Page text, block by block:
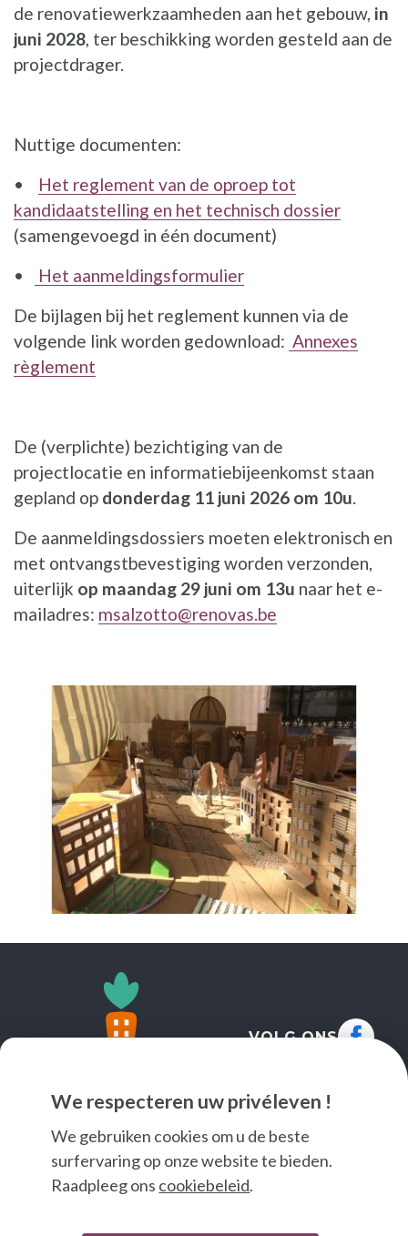
We respecteren uw privéleven !
We gebruiken cookies om u de beste
surfervaring op onze website te bieden.
Raadpleeg ons cookiebeleid.
de renovatiewerkzaamheden aan het gebouw, in
juni 2028, ter beschikking worden gesteld aan de
projectdrager.
Nuttige documenten:
• Het reglement van de oproep tot
kandidaatstelling en het technisch dossier
(samengevoegd in één document)
•
Het aanmeldingsformulier
De bijlagen bij het reglement kunnen via de
volgende link worden gedownload: Annexes
règlement
De (verplichte) bezichtiging van de
projectlocatie en informatiebijeenkomst staan
gepland op donderdag 11 juni 2026 om 10u.
De aanmeldingsdossiers moeten elektronisch en
met ontvangstbevestiging worden verzonden,
uiterlijk op maandag 29 juni om 13u naar het e-
mailadres: msalzotto@renovas.be
ILLUSTRATIE
VOLG ONS